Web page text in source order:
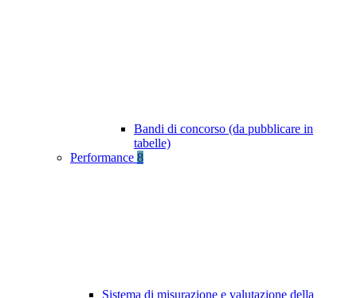
Bandi di concorso (da pubblicare in
tabelle)
Performance 8
Sistema di misurazione e valutazione della